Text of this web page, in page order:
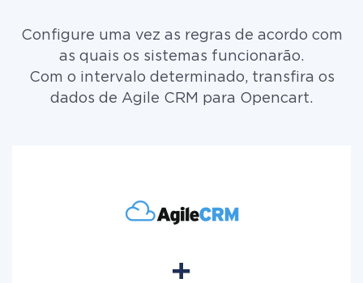
Configure uma vez as regras de acordo com
as quais os sistemas funcionarão.
Com o intervalo determinado, transfira os
dados de Agile CRM para Opencart.